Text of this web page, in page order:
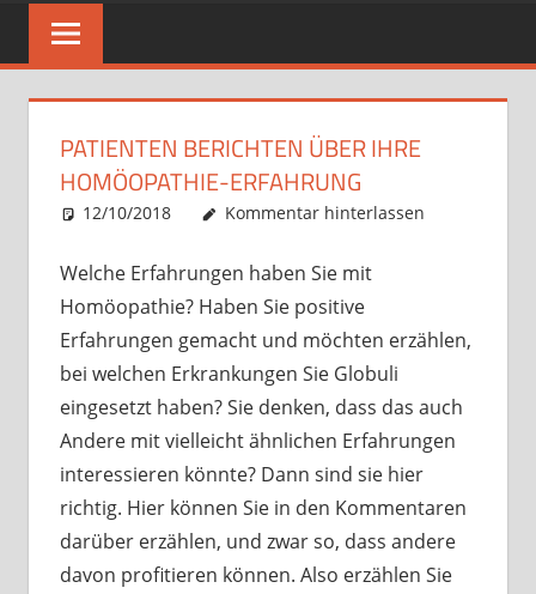
Auge
Gegner
PATIENTEN BERICHTEN ÜBER IHRE
HOMÖOPATHIE-ERFAHRUNG
12/10/2018 Christian J. Becker
Allgemein
Kommentar hinterlassen
Welche Erfahrungen haben Sie mit
Homöopathie? Haben Sie positive
Erfahrungen gemacht und möchten erzählen,
bei welchen Erkrankungen Sie Globuli
eingesetzt haben? Sie denken, dass das auch
Andere mit vielleicht ähnlichen Erfahrungen
interessieren könnte? Dann sind sie hier
richtig. Hier können Sie in den Kommentaren
darüber erzählen, und zwar so, dass andere
davon profitieren können. Also erzählen Sie